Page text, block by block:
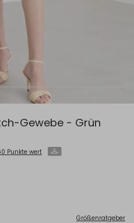
Gewebe - Grün
Punkte wert
Größenratgeber